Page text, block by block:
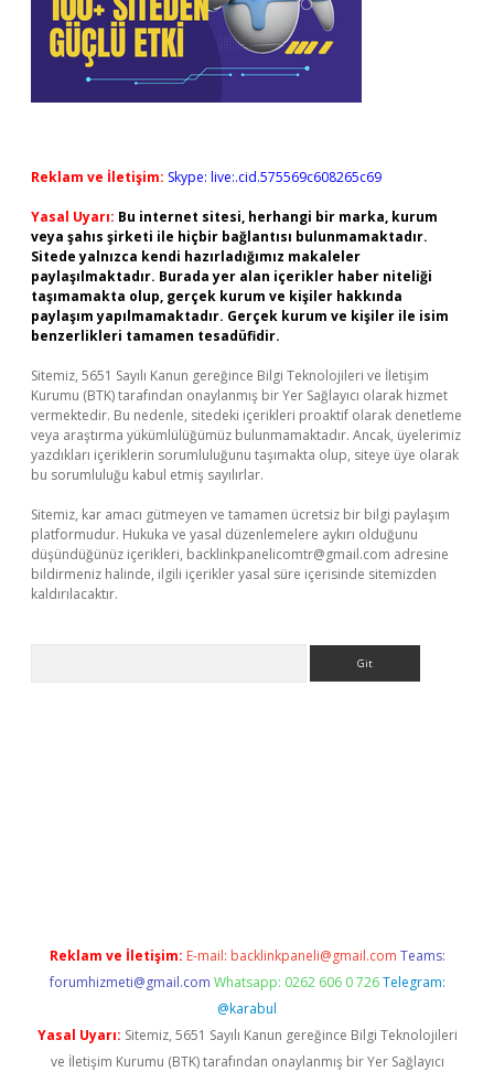
Reklam ve İletişim: Skype: live:.cid.575569c608265c69
Yasal Uyarı: Bu internet sitesi, herhangi bir marka, kurum
veya şahıs şirketi ile hiçbir bağlantısı bulunmamaktadır.
Sitede yalnızca kendi hazırladığımız makaleler
paylaşılmaktadır. Burada yer alan içerikler haber niteliği
taşımamakta olup, gerçek kurum ve kişiler hakkında
paylaşım yapılmamaktadır. Gerçek kurum ve kişiler ile isim
benzerlikleri tamamen tesadüfidir.
Sitemiz, 5651 Sayılı Kanun gereğince Bilgi Teknolojileri ve İletişim
Kurumu (BTK) tarafından onaylanmış bir Yer Sağlayıcı olarak hizmet
vermektedir. Bu nedenle, sitedeki içerikleri proaktif olarak denetleme
veya araştırma yükümlülüğümüz bulunmamaktadır. Ancak, üyelerimiz
yazdıkları içeriklerin sorumluluğunu taşımakta olup, siteye üye olarak
bu sorumluluğu kabul etmiş sayılırlar.
Sitemiz, kar amacı gütmeyen ve tamamen ücretsiz bir bilgi paylaşım
platformudur. Hukuka ve yasal düzenlemelere aykırı olduğunu
düşündüğünüz içerikleri, backlinkpanelicomtr@gmail.com adresine
bildirmeniz halinde, ilgili içerikler yasal süre içerisinde sitemizden
kaldırılacaktır.
Reklam ve İletişim: E-mail: backlinkpaneli@gmail.com Teams:
forumhizmeti@gmail.com Whatsapp: 0262 606 0 726 Telegram:
@karabul
Yasal Uyarı: Sitemiz, 5651 Sayılı Kanun gereğince Bilgi Teknolojileri
ve İletişim Kurumu (BTK) tarafından onaylanmış bir Yer Sağlayıcı